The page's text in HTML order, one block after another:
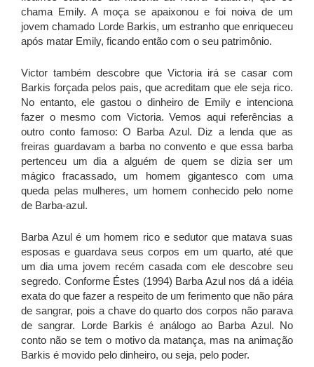
chama Emily. A moça se apaixonou e foi noiva de um
jovem chamado Lorde Barkis, um estranho que enriqueceu
após matar Emily, ficando então com o seu patrimônio.
Victor também descobre que Victoria irá se casar com
Barkis forçada pelos pais, que acreditam que ele seja rico.
No entanto, ele gastou o dinheiro de Emily e intenciona
fazer o mesmo com Victoria. Vemos aqui referências a
outro conto famoso: O Barba Azul. Diz a lenda que as
freiras guardavam a barba no convento e que essa barba
pertenceu um dia a alguém de quem se dizia ser um
mágico fracassado, um homem gigantesco com uma
queda pelas mulheres, um homem conhecido pelo nome
de Barba-azul.
Barba Azul é um homem rico e sedutor que matava suas
esposas e guardava seus corpos em um quarto, até que
um dia uma jovem recém casada com ele descobre seu
segredo. Conforme Éstes (1994) Barba Azul nos dá a idéia
exata do que fazer a respeito de um ferimento que não pára
de sangrar, pois a chave do quarto dos corpos não parava
de sangrar. Lorde Barkis é análogo ao Barba Azul. No
conto não se tem o motivo da matança, mas na animação
Barkis é movido pelo dinheiro, ou seja, pelo poder.